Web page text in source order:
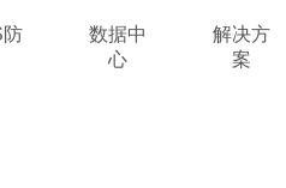
防
数据中
心
解决方
案